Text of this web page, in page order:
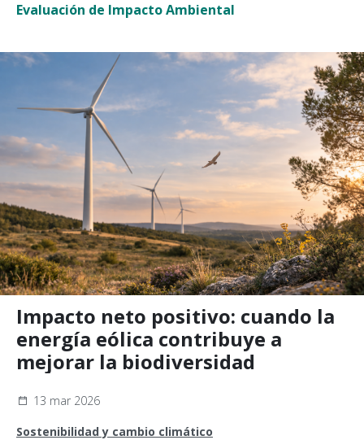
Evaluación de Impacto Ambiental
Impacto neto positivo: cuando la
energía eólica contribuye a
mejorar la biodiversidad
13 mar 2026
Sostenibilidad y cambio climático